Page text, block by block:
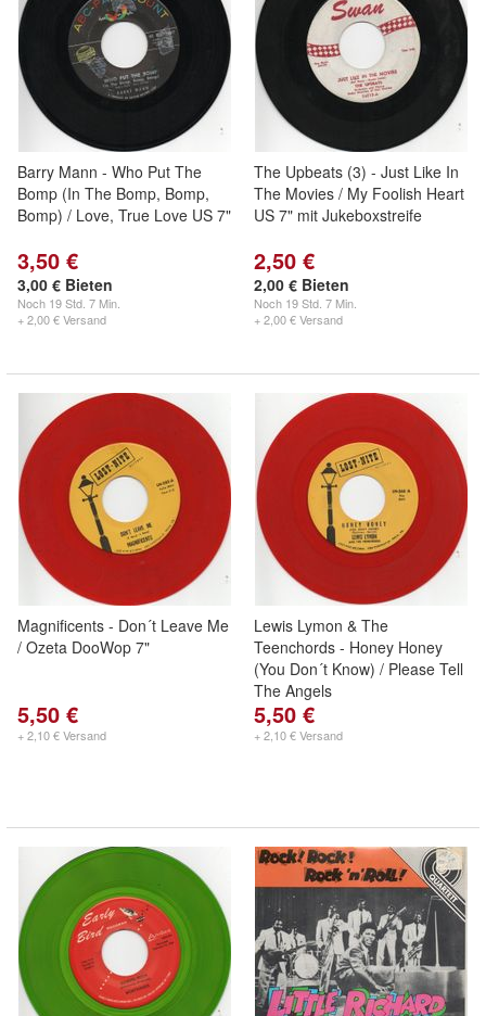
Barry Mann - Who Put The
Bomp (In The Bomp, Bomp,
Bomp) / Love, True Love US 7"
3,50 €
3,00 € Bieten
Noch 19 Std. 7 Min.
+ 2,00 € Versand
The Upbeats (3) - Just Like In
The Movies / My Foolish Heart
US 7" mit Jukeboxstreife
2,50 €
2,00 € Bieten
Noch 19 Std. 7 Min.
+ 2,00 € Versand
Magnificents - Don´t Leave Me
/ Ozeta DooWop 7"
5,50 €
+ 2,10 € Versand
Lewis Lymon & The
Teenchords - Honey Honey
(You Don´t Know) / Please Tell
The Angels
5,50 €
+ 2,10 € Versand